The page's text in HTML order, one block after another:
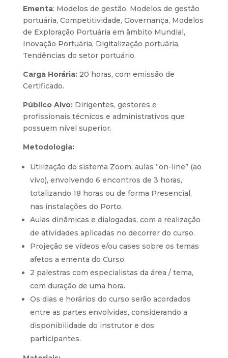
Ementa: Modelos de gestão, Modelos de gestão
portuária, Competitividade, Governança, Modelos
de Exploração Portuária em ãmbito Mundial,
Inovação Portuária, Digitalização portuária,
Tendências do setor portuário.
Carga Horária:20 horas, com emissão de
Certificado.
Público Alvo:Dirigentes, gestores e
profissionais técnicos e administrativos que
possuem nível superior.
Metodologia:
Utilização do sistema Zoom, aulas “on-line” (ao
vivo), envolvendo 6 encontros de 3 horas,
totalizando 18 horas ou de forma Presencial,
nas instalações do Porto.
Aulas dinâmicas e dialogadas, com a realização
de atividades aplicadas no decorrer do curso.
Projeção se vídeos e/ou cases sobre os temas
afetos a ementa do Curso.
2 palestras com especialistas da área / tema,
com duração de uma hora.
Os dias e horários do curso serão acordados
entre as partes envolvidas, considerando a
disponibilidade do instrutor e dos
participantes.